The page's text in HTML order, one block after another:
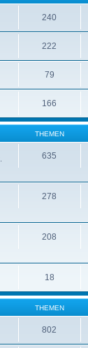
240
222
79
166
THEMEN
635
278
208
18
THEMEN
802